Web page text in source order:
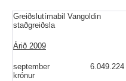
Greiðslutímabil Vangoldin
staðgreiðsla
Árið 2009
september 6.049.224
krónur